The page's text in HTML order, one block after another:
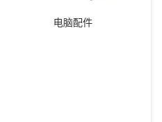
电脑配件